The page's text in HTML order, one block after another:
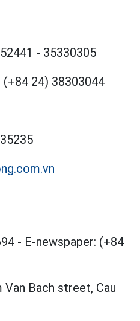
- 35330305
(+84 24) 38303044
- E-newspaper: (+84
Van Bach street, Cau